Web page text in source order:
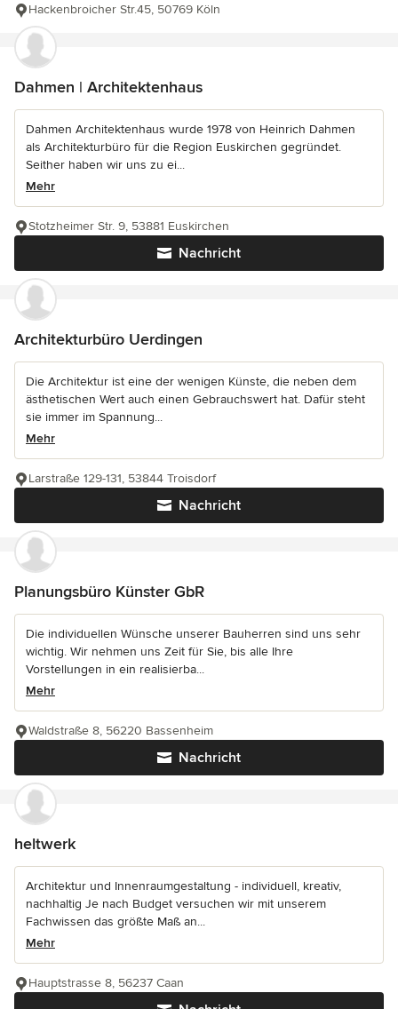
Hackenbroicher Str.45, 50769 Köln
Dahmen | Architektenhaus
Dahmen Architektenhaus wurde 1978 von Heinrich Dahmen
als Architekturbüro für die Region Euskirchen gegründet.
Seither haben wir uns zu ei...
Mehr
Nachricht
Stotzheimer Str. 9, 53881 Euskirchen
Architekturbüro Uerdingen
Die Architektur ist eine der wenigen Künste, die neben dem
ästhetischen Wert auch einen Gebrauchswert hat. Dafür steht
sie immer im Spannung...
Mehr
Nachricht
Larstraße 129-131, 53844 Troisdorf
Planungsbüro Künster GbR
Die individuellen Wünsche unserer Bauherren sind uns sehr
wichtig. Wir nehmen uns Zeit für Sie, bis alle Ihre
Vorstellungen in ein realisierba...
Mehr
Nachricht
Waldstraße 8, 56220 Bassenheim
heltwerk
Architektur und Innenraumgestaltung - individuell, kreativ,
nachhaltig Je nach Budget versuchen wir mit unserem
Fachwissen das größte Maß an...
Mehr
Hauptstrasse 8, 56237 Caan